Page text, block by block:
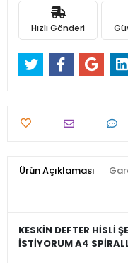
Hızlı Gönderi
Ürün Açıklaması
KESKİN DEFTER HİSLİ
İSTİYORUM A4